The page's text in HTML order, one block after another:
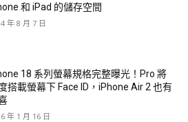
和 iPad 的儲存空間
年 8 月 7 日
18 系列螢幕規格完整曝光！Pro 將
搭載螢幕下 Face ID，iPhone Air 2 也有
年 1 月 16 日